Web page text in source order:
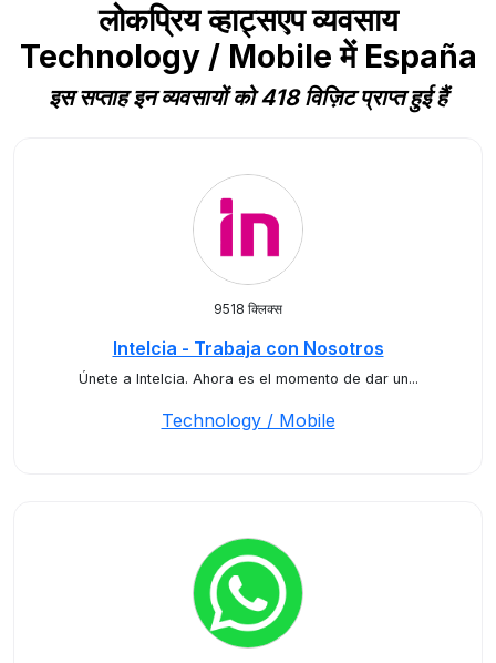
लोकप्रिय व्हाट्सएप व्यवसाय
Technology / Mobile में España
इस सप्ताह इन व्यवसायों को 418 विज़िट प्राप्त हुई हैं
9518 क्लिक्स
Intelcia - Trabaja con Nosotros
Únete a Intelcia. Ahora es el momento de dar un...
Technology / Mobile